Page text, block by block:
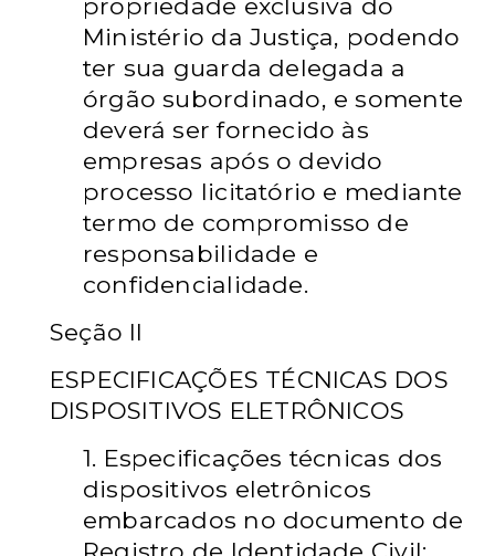
Ministério da Justiça, podendo
ter sua guarda delegada a
órgão subordinado, e somente
deverá ser fornecido às
empresas após o devido
processo licitatório e mediante
termo de compromisso de
responsabilidade e
confidencialidade.
Seção II
ESPECIFICAÇÕES TÉCNICAS DOS
DISPOSITIVOS ELETRÔNICOS
1. Especificações técnicas dos
dispositivos eletrônicos
embarcados no documento de